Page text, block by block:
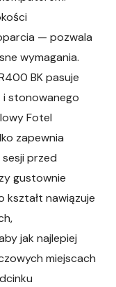
— pozwala
wymagania.
BK pasuje
i stonowanego
Fotel
zapewnia
przed
gustownie
kształt nawiązuje
jak najlepiej
miejscach